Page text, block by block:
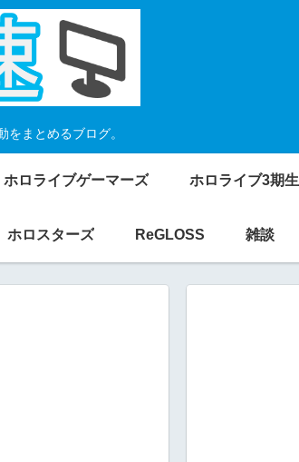
まとめるブログ。
ホロライブゲーマーズ ホロライブ3期生
ホロスターズ ReGLOSS 雑談